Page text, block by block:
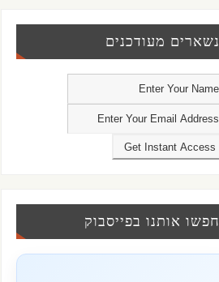
נשארים מעודכנים
חפשו אותנו בפייסבוק